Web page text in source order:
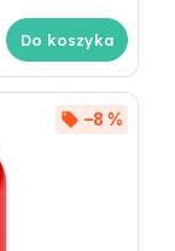
Do koszyka
–8 %